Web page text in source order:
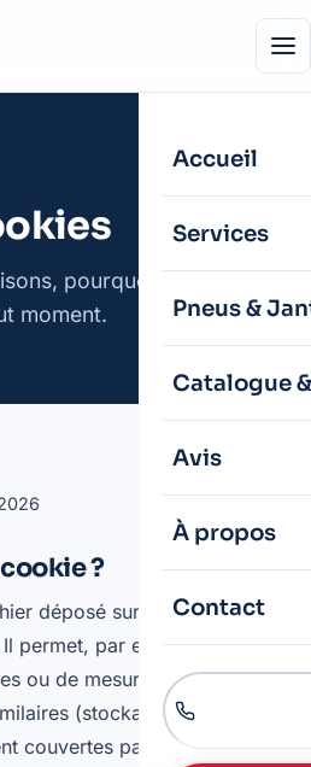
Accueil
Services
Pneus &
Catalogue
Avis
À propos
Contact
pourquoi, et comment
moment.
?
déposé sur votre appareil
permet, par exemple, de
ou de mesurer l'audience.
(stockage local du
couvertes par la présente